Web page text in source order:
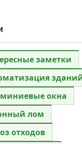
заметки
окна
лом
отходов